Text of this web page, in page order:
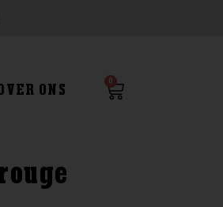
ONS
0
Winkelwagen